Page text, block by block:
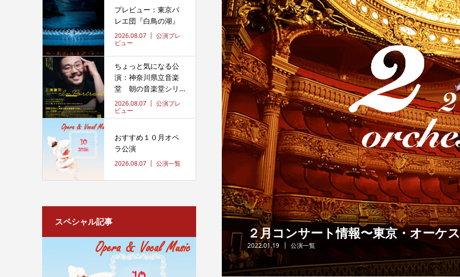
２月コンサート情報〜東京・オーケ
2022.01.19 公演一覧
プレビュー：東京バ
レエ団『白鳥の湖』
2026.08.07
公演プレ
ビュー
ちょっと気になる公
演：神奈川県立音楽
堂 朝の音楽堂シリ...
2026.08.07
公演プレ
ビュー
おすすめ１０月オペ
ラ公演
2026.08.07 公演一覧
スペシャル記事